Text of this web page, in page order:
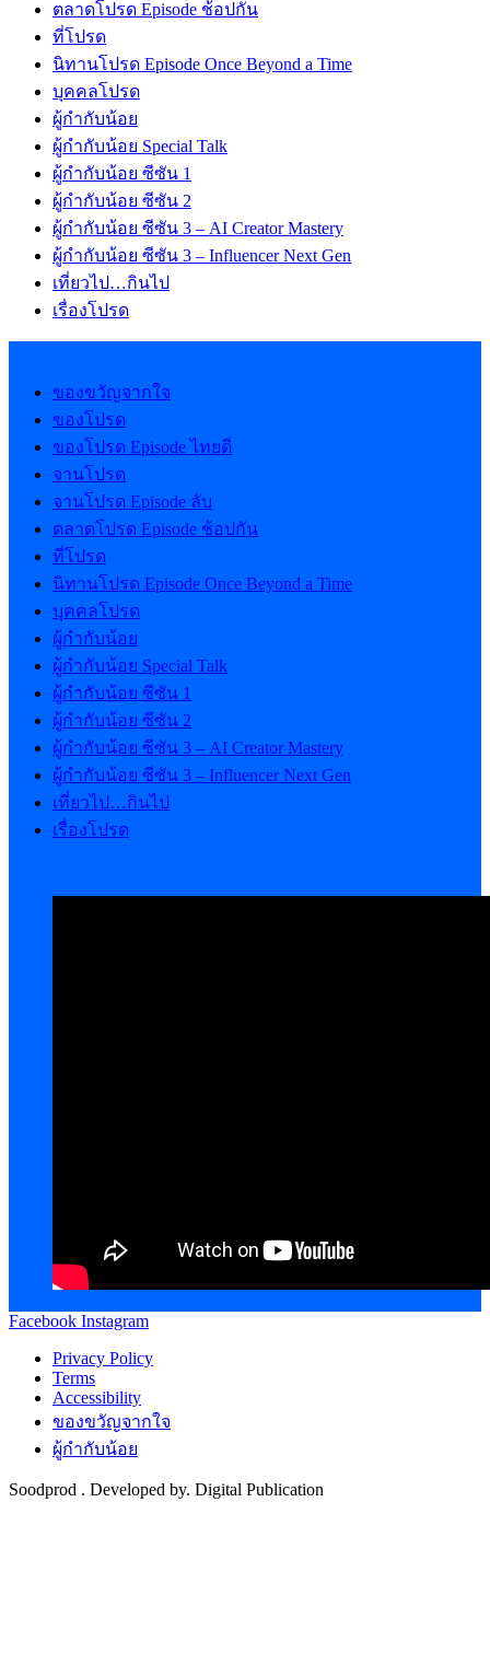
ตลาดโปรด Episode ช้อปกัน
ที่โปรด
นิทานโปรด Episode Once Beyond a Time
บุคคลโปรด
ผู้กำกับน้อย
ผู้กำกับน้อย Special Talk
ผู้กำกับน้อย ซีซัน 1
ผู้กำกับน้อย ซีซัน 2
ผู้กำกับน้อย ซีซัน 3 – AI Creator Mastery
ผู้กำกับน้อย ซีซัน 3 – Influencer Next Gen
เที่ยวไป…กินไป
เรื่องโปรด
ของขวัญจากใจ
ของโปรด
ของโปรด Episode ไทยดี
จานโปรด
จานโปรด Episode ลับ
ตลาดโปรด Episode ช้อปกัน
ที่โปรด
นิทานโปรด Episode Once Beyond a Time
บุคคลโปรด
ผู้กำกับน้อย
ผู้กำกับน้อย Special Talk
ผู้กำกับน้อย ซีซัน 1
ผู้กำกับน้อย ซีซัน 2
ผู้กำกับน้อย ซีซัน 3 – AI Creator Mastery
ผู้กำกับน้อย ซีซัน 3 – Influencer Next Gen
เที่ยวไป…กินไป
เรื่องโปรด
Facebook Instagram
Privacy Policy
Terms
Accessibility
ของขวัญจากใจ
ผู้กำกับน้อย
Soodprod . Developed by. Digital Publication